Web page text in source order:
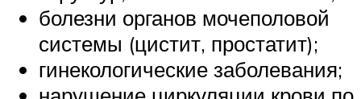
болезни органов мочеполовой
системы (цистит, простатит);
гинекологические заболевания;